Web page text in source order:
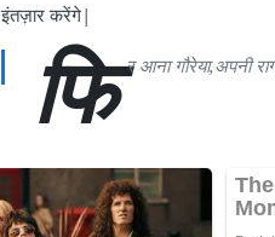
इंतज़ार करेंगे|
फि र आना गौरेया,अपनी